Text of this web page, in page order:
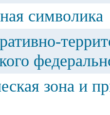
символика
зона и